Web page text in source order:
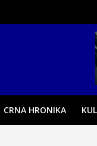
CRNA HRONIKA